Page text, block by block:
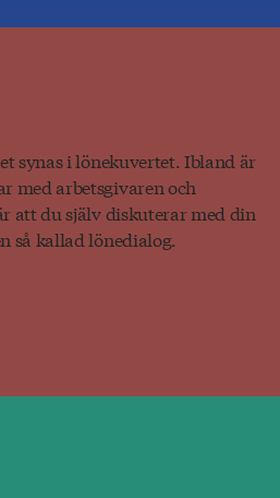
synas i lönekuvertet. Ibland är
med arbetsgivaren och
att du själv diskuterar med din
så kallad lönedialog.